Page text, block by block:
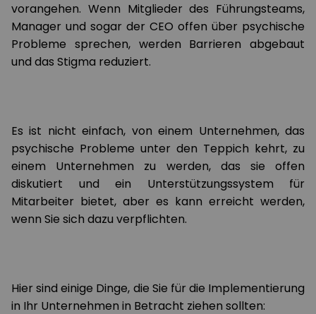
vorangehen. Wenn Mitglieder des Führungsteams,
Manager und sogar der CEO offen über psychische
Probleme sprechen, werden Barrieren abgebaut
und das Stigma reduziert.
Es ist nicht einfach, von einem Unternehmen, das
psychische Probleme unter den Teppich kehrt, zu
einem Unternehmen zu werden, das sie offen
diskutiert und ein Unterstützungssystem für
Mitarbeiter bietet, aber es kann erreicht werden,
wenn Sie sich dazu verpflichten.
Hier sind einige Dinge, die Sie für die Implementierung
in Ihr Unternehmen in Betracht ziehen sollten: